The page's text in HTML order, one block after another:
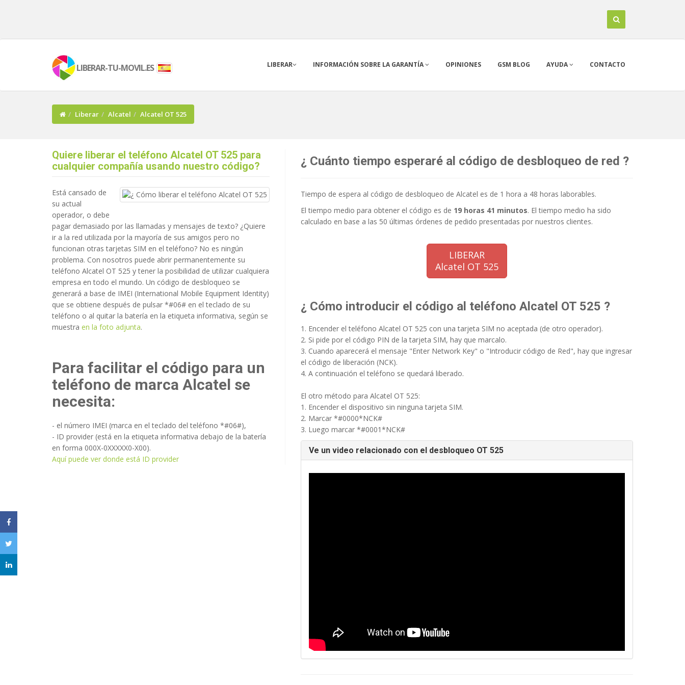
LIBERAR-TU-MOVIL.ES LIBERAR INFORMACIÓN SOBRE LA GARANTÍA OPINIONES GSM BLOG AYUDA CONTACTO
Liberar Alcatel Alcatel OT 525
Quiere liberar el teléfono Alcatel OT 525 para
cualquier compañía usando nuestro código?
Está cansado de
su actual
operador, o debe
pagar demasiado por las llamadas y mensajes de texto? ¿Quiere
ir a la red utilizada por la mayoría de sus amigos pero no
funcionan otras tarjetas SIM en el teléfono? No es ningún
problema. Con nosotros puede abrir permanentemente su
teléfono Alcatel OT 525 y tener la posibilidad de utilizar cualquiera
empresa en todo el mundo. Un código de desbloqueo se
generará a base de IMEI (International Mobile Equipment Identity)
que se obtiene después de pulsar *#06# en el teclado de su
teléfono o al quitar la batería en la etiqueta informativa, según se
muestra en la foto adjunta.
Para facilitar el código para un
teléfono de marca Alcatel se
necesita:
- el número IMEI (marca en el teclado del teléfono *#06#),
- ID provider (está en la etiqueta informativa debajo de la batería
en forma 000X-0XXXXX0-X00).
Aquí puede ver donde está ID provider
¿ Cuánto tiempo esperaré al código de desbloqueo de red ?
Tiempo de espera al código de desbloqueo de Alcatel es de 1 hora a 48 horas laborables.
El tiempo medio para obtener el código es de 19 horas 41 minutos. El tiempo medio ha sido
calculado en base a las 50 últimas órdenes de pedido presentadas por nuestros clientes.
LIBERAR
Alcatel OT 525
¿ Cómo introducir el código al teléfono Alcatel OT 525 ?
1. Encender el teléfono Alcatel OT 525 con una tarjeta SIM no aceptada (de otro operador).
2. Si pide por el código PIN de la tarjeta SIM, hay que marcalo.
3. Cuando aparecerá el mensaje "Enter Network Key" o "Introducir código de Red", hay que ingresar
el código de liberación (NCK).
4. A continuación el teléfono se quedará liberado.
El otro método para Alcatel OT 525:
1. Encender el dispositivo sin ninguna tarjeta SIM.
2. Marcar *#0000*NCK#
3. Luego marcar *#0001*NCK#
Ve un video relacionado con el desbloqueo OT 525